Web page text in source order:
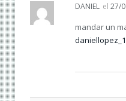
DANIEL el 27/
mandar un